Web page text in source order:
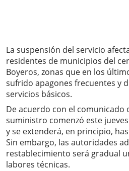
La suspensión del servicio
residentes de municipios del
Boyeros, zonas que en los
sufrido apagones frecuentes y
servicios básicos.
De acuerdo con el comunicado
suministro comenzó este
y se extenderá, en principio,
Sin embargo, las autoridades
restablecimiento será gradual
labores técnicas.